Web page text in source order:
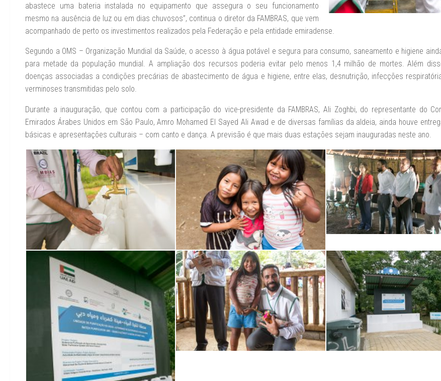
abastece uma bateria instalada no equipamento que assegura o seu funcionamento
mesmo na ausência de luz ou em dias chuvosos”, continua o diretor da FAMBRAS, que vem
acompanhado de perto os investimentos realizados pela Federação e pela entidade emiradense.
Segundo a OMS – Organização Mundial da Saúde, o acesso à água potável e segura para consumo, saneamento e higiene
para metade da população mundial. A ampliação dos recursos poderia evitar pelo menos 1,4 milhão de mortes. Além
doenças associadas a condições precárias de abastecimento de água e higiene, entre elas, desnutrição, infecções
verminoses transmitidas pelo solo.
Durante a inauguração, que contou com a participação do vice-presidente da FAMBRAS, Ali Zoghbi, do representante do
Emirados Árabes Unidos em São Paulo, Amro Mohamed El Sayed Ali Awad e de diversas famílias da aldeia, ainda houve
básicas e apresentações culturais – com canto e dança. A previsão é que mais duas estações sejam inauguradas neste ano.